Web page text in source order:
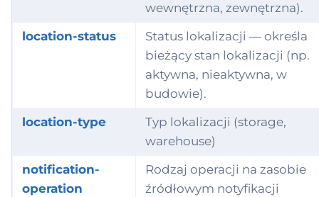
wewnętrzna, zewnętrzna).
location-status
Status lokalizacji — określa
bieżący stan lokalizacji (np.
aktywna, nieaktywna, w
budowie).
location-type
Typ lokalizacji (storage,
warehouse)
notification-
operation
Rodzaj operacji na zasobie
źródłowym notyfikacji